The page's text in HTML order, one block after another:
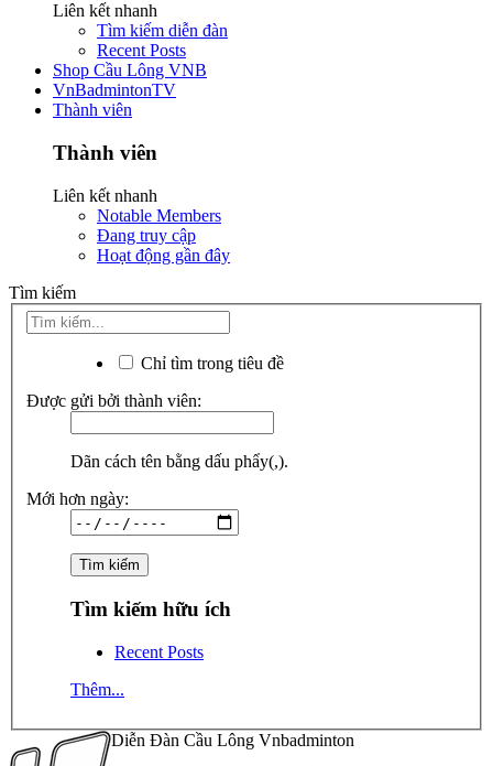
Liên kết nhanh
Tìm kiếm diễn đàn
Recent Posts
Shop Cầu Lông VNB
VnBadmintonTV
Thành viên
Thành viên
Liên kết nhanh
Notable Members
Đang truy cập
Hoạt động gần đây
Tìm kiếm
Chỉ tìm trong tiêu đề
Được gửi bởi thành viên:
Dãn cách tên bằng dấu phẩy(,).
Mới hơn ngày:
Tìm kiếm hữu ích
Recent Posts
Thêm...
Diễn Đàn Cầu Lông Vnbadminton